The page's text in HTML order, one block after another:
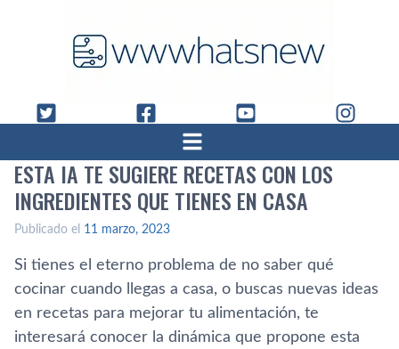
ESTA IA TE SUGIERE RECETAS CON LOS
INGREDIENTES QUE TIENES EN CASA
Publicado el 11 marzo, 2023
Si tienes el eterno problema de no saber qué
cocinar cuando llegas a casa, o buscas nuevas ideas
en recetas para mejorar tu alimentación, te
interesará conocer la dinámica que propone esta